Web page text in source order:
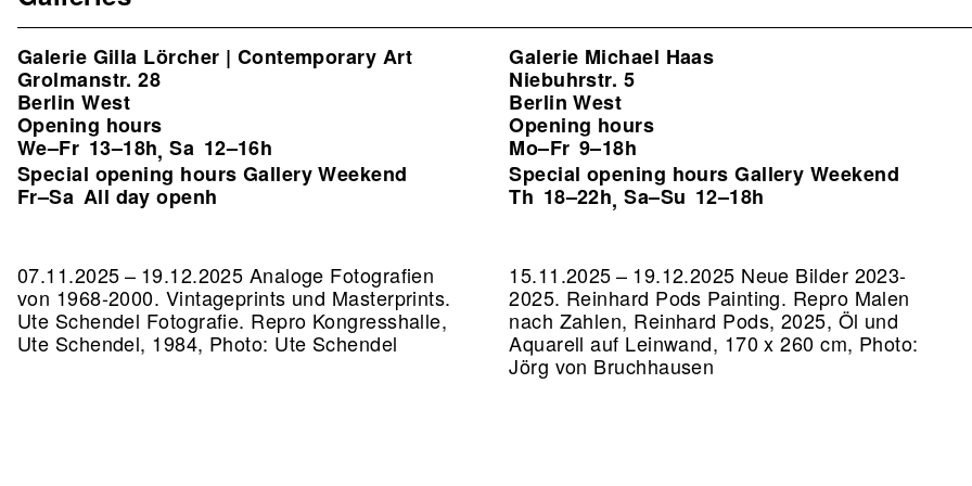
Galerie Gilla Lörcher | Contemporary Art
Grolmanstr. 28
Berlin West
Opening hours
We–Fr 13–18h,Sa 12–16h
Special opening hours Gallery Weekend
Fr–Sa All day openh
07.11.2025 – 19.12.2025 Analoge Fotografien
von 1968-2000. Vintageprints und Masterprints.
Ute Schendel Fotografie. Repro Kongresshalle,
Ute Schendel, 1984, Photo: Ute Schendel
Galerie Michael Haas
Niebuhrstr. 5
Berlin West
Opening hours
Mo–Fr 9–18h
Special opening hours Gallery Weekend
Th 18–22h,Sa–Su 12–18h
15.11.2025 – 19.12.2025 Neue Bilder 2023-
2025. Reinhard Pods Painting. Repro Malen
nach Zahlen, Reinhard Pods, 2025, Öl und
Aquarell auf Leinwand, 170 x 260 cm, Photo:
Jörg von Bruchhausen